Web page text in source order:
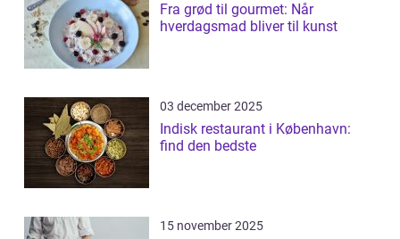
Fra grød til gourmet: Når
hverdagsmad bliver til kunst
03 december 2025
Indisk restaurant i København:
find den bedste
15 november 2025